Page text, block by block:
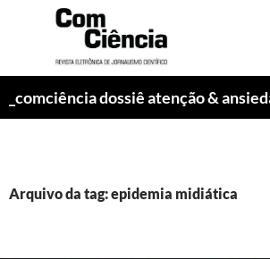
_comciência dossiê atenção &
Arquivo da tag: epidemia midiática